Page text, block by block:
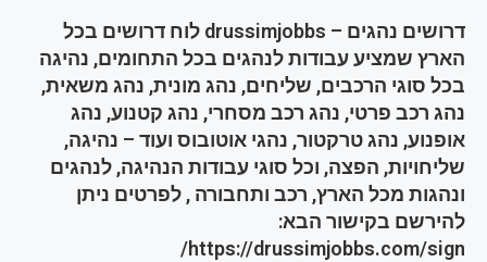
דרושים נהגים – drussimjobbs לוח דרושים בכל
הארץ שמציע עבודות לנהגים בכל התחומים, נהיגה
בכל סוגי הרכבים, שליחים, נהג מונית, נהג משאית,
נהג רכב פרטי, נהג רכב מסחרי, נהג קטנוע, נהג
אופנוע, נהג טרקטור, נהגי אוטובוס ועוד – נהיגה,
שליחויות, הפצה, וכל סוגי עבודות הנהיגה, לנהגים
ונהגות מכל הארץ, רכב ותחבורה , לפרטים ניתן
להירשם בקישור הבא:
https://drussimjobbs.com/sign/